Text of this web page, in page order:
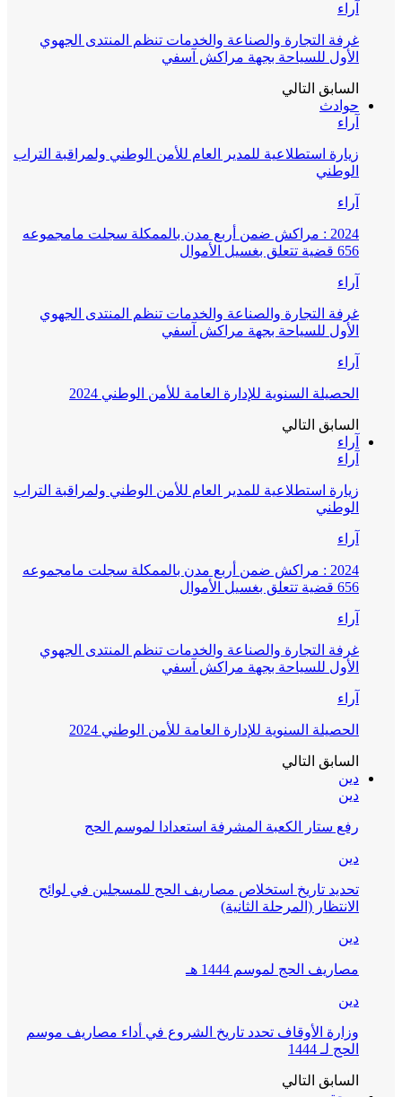
آراء
غرفة التجارة والصناعة والخدمات تنظم المنتدى الجهوي
الأول للسياحة بجهة مراكش آسفي
السابق التالي
حوادث
آراء
زيارة استطلاعية للمدير العام للأمن الوطني ولمراقبة التراب
الوطني
آراء
2024 : مراكش ضمن أربع مدن بالممكلة سجلت مامجموعه
656 قضية تتعلق بغسيل الأموال
آراء
غرفة التجارة والصناعة والخدمات تنظم المنتدى الجهوي
الأول للسياحة بجهة مراكش آسفي
آراء
الحصيلة السنوية للإدارة العامة للأمن الوطني 2024
السابق التالي
آراء
آراء
زيارة استطلاعية للمدير العام للأمن الوطني ولمراقبة التراب
الوطني
آراء
2024 : مراكش ضمن أربع مدن بالممكلة سجلت مامجموعه
656 قضية تتعلق بغسيل الأموال
آراء
غرفة التجارة والصناعة والخدمات تنظم المنتدى الجهوي
الأول للسياحة بجهة مراكش آسفي
آراء
الحصيلة السنوية للإدارة العامة للأمن الوطني 2024
السابق التالي
دين
دين
رفع ستار الكعبة المشرفة استعدادا لموسم الحج
دين
تحديد تاريخ استخلاص مصاريف الحج للمسجلين في لوائح
الانتظار (المرحلة الثانية)
دين
مصاريف الحج لموسم 1444 هـ
دين
وزارة الأوقاف تحدد تاريخ الشروع في أداء مصاريف موسم
الحج لـ 1444
السابق التالي